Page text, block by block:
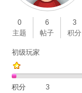
0
主题
6
帖子
3
积分
初级玩家
积分 3